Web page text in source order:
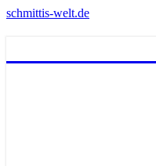
schmittis-welt.de